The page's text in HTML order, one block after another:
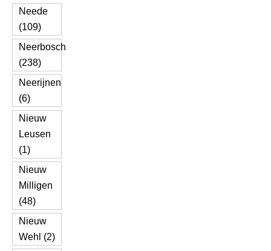
Neede
(109)
Neerbosch
(238)
Neerijnen
(6)
Nieuw
Leusen
(1)
Nieuw
Milligen
(48)
Nieuw
Wehl (2)